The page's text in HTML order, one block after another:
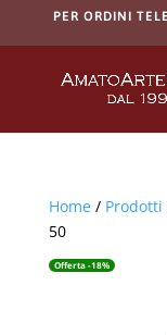
PER ORDINI
Home/ Prodotti
50
Offerta -18%